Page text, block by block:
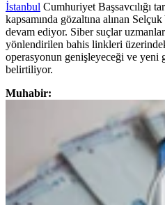
İstanbul Cumhuriyet Başsavcılığı
kapsamında gözaltına alınan
devam ediyor. Siber suçlar
yönlendirilen bahis linkleri
operasyonun genişleyeceği ve yeni
belirtiliyor.
Muhabir: